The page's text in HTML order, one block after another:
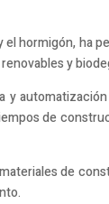
hormigón, ha
y
de
de